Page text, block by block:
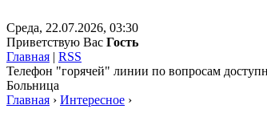
Среда, 22.07.2026, 03:30
Приветствую Вас Гость
Главная | RSS
Телефон "горячей" линии по вопросам
Больница
Главная › Интересное ›